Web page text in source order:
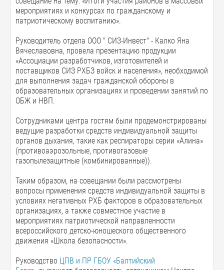
мероприятиях и конкурсах по гражданскому и
патриотическому воспитанию».
Руководитель отдела ООО " СИЗ-Инвест" - Калко Яна
Вячеславовна, провела презентацию продукции
«Ассоциации разработчиков, изготовителей и
поставщиков СИЗ РХБЗ войск и населения», необходимой
для выполнения задач гражданской обороны в
образовательных организациях и проведении занятий по
ОБЖ и НВП.
Сотрудниками центра гостям были продемонстрированы
ведущие разработки средств индивидуальной защиты
органов дыхания, такие как респираторы серии «Алина»
(противоаэрозольные, противогазовые
газопылезащитные (комбинированные)).
Таким образом, на совещании были рассмотрены
вопросы применения средств индивидуальной защиты в
условиях негативных РХБ факторов в образовательных
организациях, а также совместное участие в
мероприятиях патриотической направленности
всероссийского детско-юношеского общественного
движения «Школа безопасности».
Руководство ЦПВ и ПР ГБОУ «Балтийский